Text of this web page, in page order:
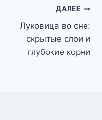
ДАЛЕЕ
Луковица во сне:
скрытые слои и
глубокие корни